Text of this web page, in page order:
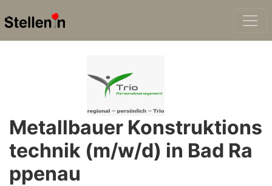
Metallbauer Konstruktions
technik (m/w/d) in Bad Ra
ppenau